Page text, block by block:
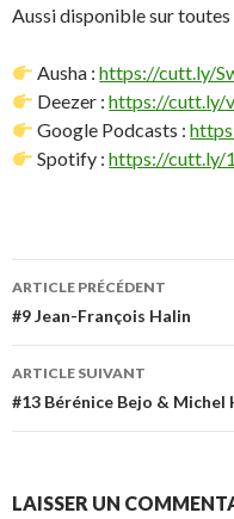
Aussi disponible sur toutes
Ausha :https://cutt.ly/
Deezer :https://cutt.ly/
Google Podcasts :
Spotify :https://cutt.ly/
Navigation
des
articles
ARTICLE PRÉCÉDENT
#9 Jean-François Halin
ARTICLE SUIVANT
#13 Bérénice Bejo & Michel
LAISSER UN